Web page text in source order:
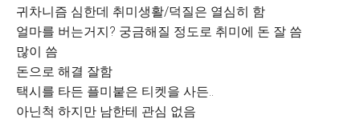
귀차니즘 심한데 취미생활/덕질은 열심히 함
얼마를 버는거지? 궁금해질 정도로 취미에 돈 잘 씀
많이 씀
돈으로 해결 잘함
택시를 타든 플미붙은 티켓을 사든..
아닌척 하지만 남한테 관심 없음